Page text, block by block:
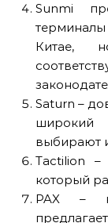
Sunmi
Китае,
Saturn –
широкий
выбирают
Tactilion –
который
PAX –